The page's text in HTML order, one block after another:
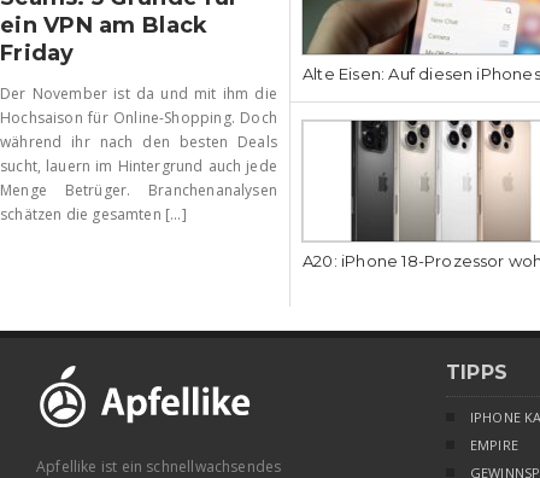
ein VPN am Black
Friday
Der November ist da und mit ihm die
Hochsaison für Online-Shopping. Doch
während ihr nach den besten Deals
sucht, lauern im Hintergrund auch jede
Menge Betrüger. Branchenanalysen
schätzen die gesamten [...]
Alte Eisen: Auf diesen
A20: iPhone 18-Prozessor
Apfellike ist ein schnellwachsendes
TIPPS
IPHONE
EMPIRE